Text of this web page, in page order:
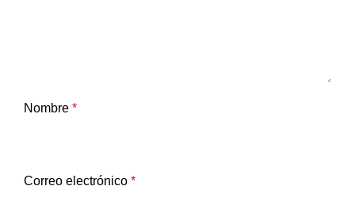
Nombre *
Correo electrónico *